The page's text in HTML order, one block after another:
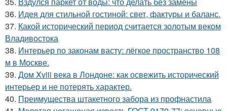
36. Идея для стильной гостиной: свет, фактуры и баланс.
37. Какой исторический период считается золотым веком
Владивостока
38. Интерьер по законам васту: лёгкое пространство 108
м в Москве.
39. Дом Xviii века в Лондоне: как освежить исторический
интерьер и не потерять характер.
40. Преимущества штакетного забора из профнастила